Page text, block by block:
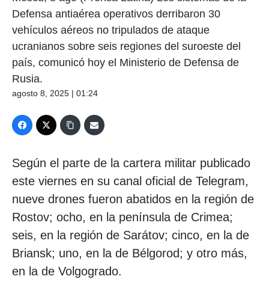
Defensa antiaérea operativos derribaron 30
vehículos aéreos no tripulados de ataque
ucranianos sobre seis regiones del suroeste del
país, comunicó hoy el Ministerio de Defensa de
Rusia.
agosto 8, 2025 | 01:24
Según el parte de la cartera militar publicado
este viernes en su canal oficial de Telegram,
nueve drones fueron abatidos en la región de
Rostov; ocho, en la península de Crimea;
seis, en la región de Sarátov; cinco, en la de
Briansk; uno, en la de Bélgorod; y otro más,
en la de Volgogrado.